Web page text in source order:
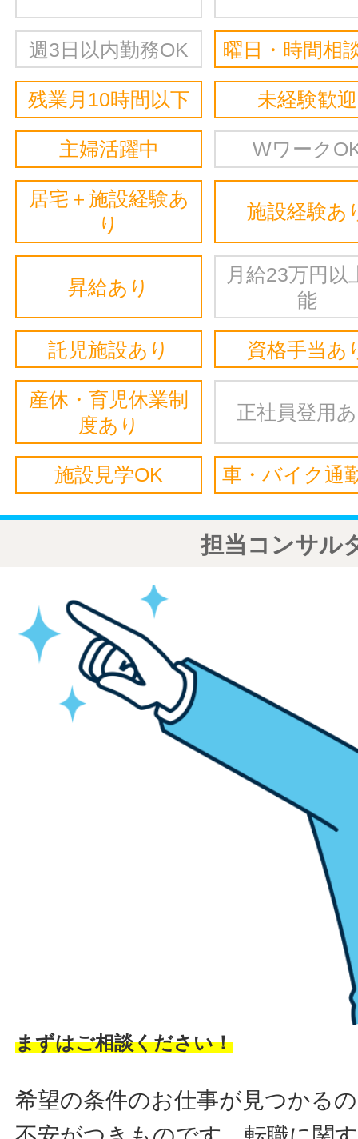
週3日以内勤務OK 曜日・時間相
残業月10時間以下 未経験歓迎
主婦活躍中 Wワーク
居宅＋施設経験あ
り
施設経験あ
昇給あり
月給23万円以
能
託児施設あり 資格手当あ
産休・育児休業制
度あり
正社員登用
施設見学OK 車・バイク通
担当コンサル
まずはご相談ください！
希望の条件のお仕事が見つかる